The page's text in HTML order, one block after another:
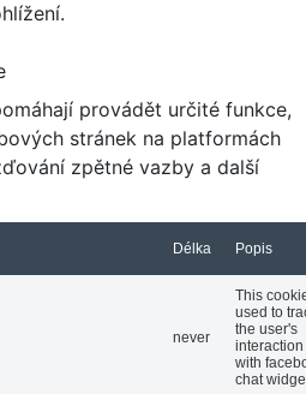
provádět určité funkce,
stránek na platformách
zpětné vazby a další
Délka Popis
never
This
used to
the user's
interaction
with
chat